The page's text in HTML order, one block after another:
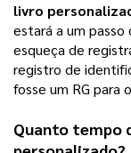
livro
estará a um passo
esqueça de
registro de
fosse um RG para
Quanto tempo